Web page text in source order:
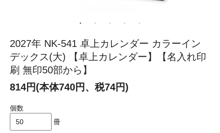
2027年 NK-541 卓上カレンダー カラーイン
デックス(大) 【卓上カレンダー】【名入れ印
刷 無印50部から】
814円(本体740円、税74円)
個数
冊